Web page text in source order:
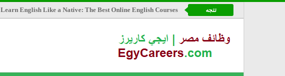
تتجه Learn English Like a Native: The Best Online English Courses